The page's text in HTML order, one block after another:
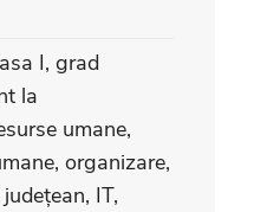
I, grad
la
umane,
organizare,
IT,